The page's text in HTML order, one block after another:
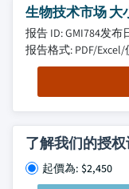
生物技术市场 大
报告 ID: GMI784发布
报告格式: PDF/
了解我们的授
起價為: $2,450